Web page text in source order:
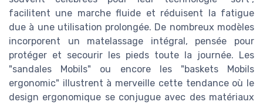
facilitent une marche fluide et réduisent la fatigue
due à une utilisation prolongée. De nombreux modèles
incorporent un matelassage intégral, pensée pour
protéger et secourir les pieds toute la journée. Les
"sandales Mobils" ou encore les "baskets Mobils
ergonomic" illustrent à merveille cette tendance où le
design ergonomique se conjugue avec des matériaux